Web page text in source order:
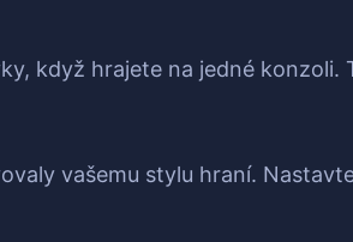
když hrajete na jedné konzoli.
vašemu stylu hraní.